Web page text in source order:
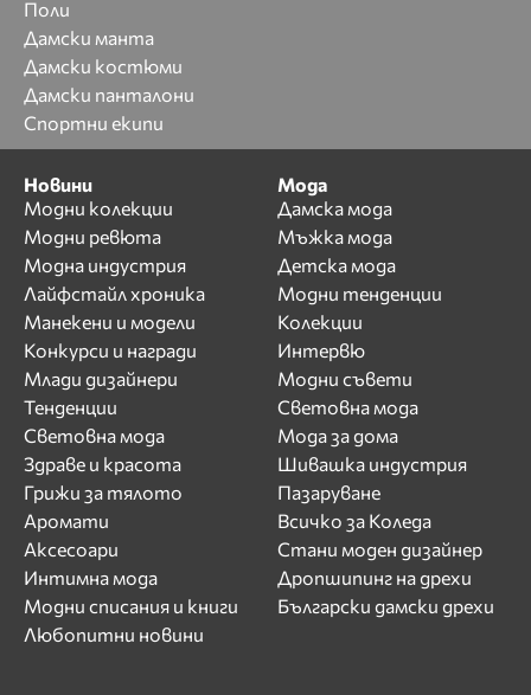
Поли
Дамски манта
Дамски костюми
Дамски панталони
Спортни екипи
Новини
Модни колекции
Модни ревюта
Модна индустрия
Лайфстайл хроника
Манекени и модели
Конкурси и награди
Млади дизайнери
Тенденции
Световна мода
Здраве и красота
Грижи за тялото
Аромати
Аксесоари
Интимна мода
Модни списания и книги
Любопитни новини
Мода
Дамска мода
Мъжка мода
Детска мода
Модни тенденции
Колекции
Интервю
Модни съвети
Световна мода
Мода за дома
Шивашка индустрия
Пазаруване
Всичко за Коледа
Стани моден дизайнер
Дропшипинг на дрехи
Български дамски дрехи